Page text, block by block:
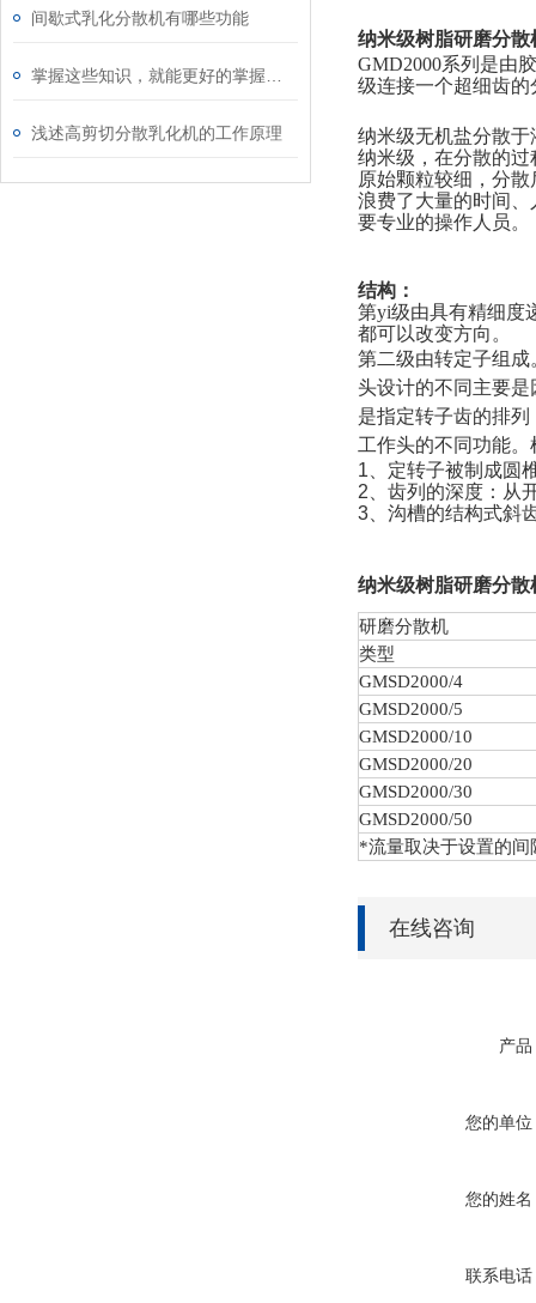
间歇式乳化分散机有哪些功能
浅述高剪切分散乳化机的工作原理
纳米级树脂研磨分散
GMD2000系列是由
级连接一个超细
纳米级无机盐分散
纳米级，在分散的
原始颗粒较细，分
浪费了大量的时间
要专业的操作人员。
结构：
第yi级由具有精细度
都可以改变方向。
第二级由转定子组
头设计的不同主要
是指定转子齿的排
工作头的不同功能
1、定转子被制成圆
2、齿列的深度：从
3、沟槽的结构式斜
纳米级树脂研磨分
研磨分散机
类型
GMSD2000/4
GMSD2000/5
GMSD2000/10
GMSD2000/20
GMSD2000/30
GMSD2000/50
*流量取决于设置的间
在线咨询
产品
您的单位
您的姓名
联系电话